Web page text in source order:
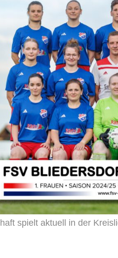
spielt aktuell in der